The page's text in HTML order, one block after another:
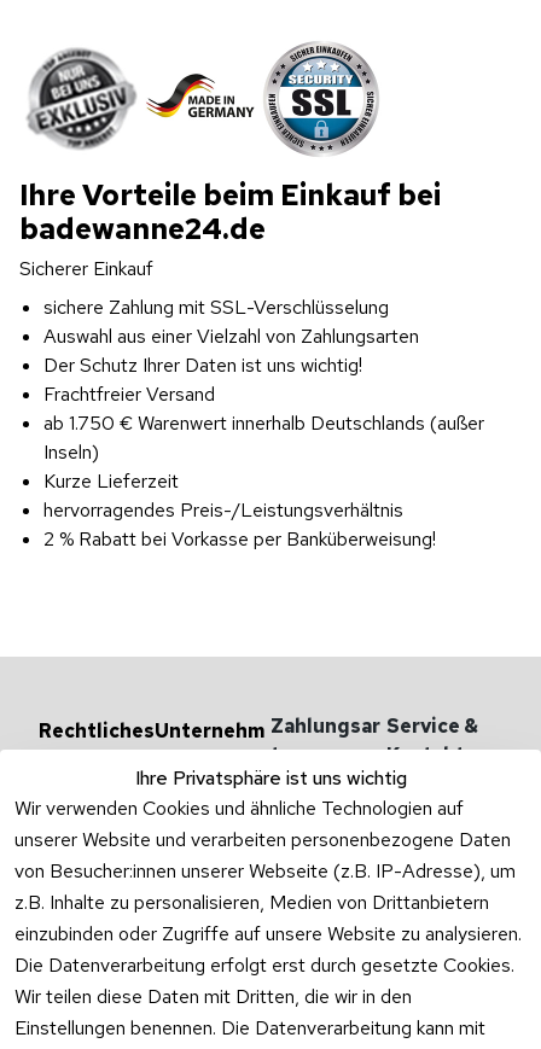
Ihre Vorteile beim Einkauf bei
badewanne24.de
Sicherer Einkauf
sichere Zahlung mit SSL-Verschlüsselung
Auswahl aus einer Vielzahl von Zahlungsarten
Der Schutz Ihrer Daten ist uns wichtig!
Frachtfreier Versand
ab 1.750 € Warenwert innerhalb Deutschlands (außer
Inseln)
Kurze Lieferzeit
hervorragendes Preis-/Leistungsverhältnis
2 % Rabatt bei Vorkasse per Banküberweisung!
Ihre Privatsphäre ist uns wichtig
Wir verwenden Cookies und ähnliche Technologien auf
unserer Website und verarbeiten personenbezogene Daten
von Besucher:innen unserer Webseite (z.B. IP-Adresse), um
z.B. Inhalte zu personalisieren, Medien von Drittanbietern
einzubinden oder Zugriffe auf unsere Website zu analysieren.
Die Datenverarbeitung erfolgt erst durch gesetzte Cookies.
Wir teilen diese Daten mit Dritten, die wir in den
Einstellungen benennen. Die Datenverarbeitung kann mit
Rechtliches
Impressum
Datenschutzer
klärung
Widerrufsrecht
Vertrag
widerrufen
Unternehm
en
Versandarten
& -kosten
Unternehmen
Ab- und
Überlaufgarnit
uren
Zahlungsar
ten
Versandpar
tner
Service &
Kontakt
Haben
Rufen Sie
oder
Sie per